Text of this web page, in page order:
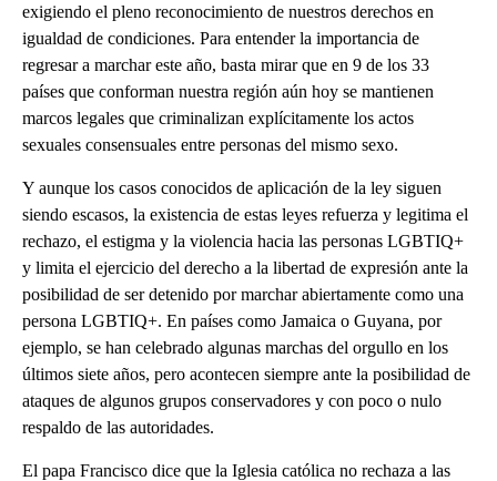
exigiendo el pleno reconocimiento de nuestros derechos en
igualdad de condiciones. Para entender la importancia de
regresar a marchar este año, basta mirar que en 9 de los 33
países que conforman nuestra región aún hoy se mantienen
marcos legales que criminalizan explícitamente los actos
sexuales consensuales entre personas del mismo sexo.
Y aunque los casos conocidos de aplicación de la ley siguen
siendo escasos, la existencia de estas leyes refuerza y legitima el
rechazo, el estigma y la violencia hacia las personas LGBTIQ+
y limita el ejercicio del derecho a la libertad de expresión ante la
posibilidad de ser detenido por marchar abiertamente como una
persona LGBTIQ+. En países como Jamaica o Guyana, por
ejemplo, se han celebrado algunas marchas del orgullo en los
últimos siete años, pero acontecen siempre ante la posibilidad de
ataques de algunos grupos conservadores y con poco o nulo
respaldo de las autoridades.
El papa Francisco dice que la Iglesia católica no rechaza a las